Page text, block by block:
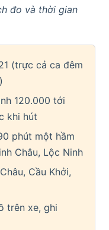
đo và thời gian
(trực cả ca đêm
120.000 tới
khi hút
phút một hầm
Châu, Lộc Ninh
Cầu Khởi,
trên xe, ghi